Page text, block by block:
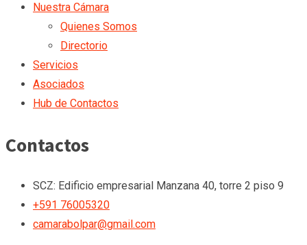
Nuestra Cámara
Quienes Somos
Directorio
Servicios
Asociados
Hub de Contactos
Contactos
SCZ: Edificio empresarial Manzana 40, torre 2 piso 9
+591 76005320
camarabolpar@gmail.com